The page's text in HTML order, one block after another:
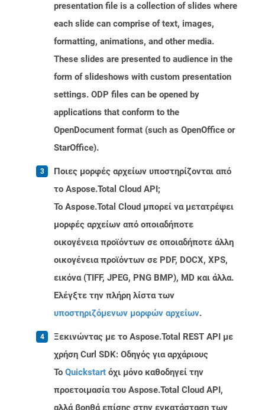
presentation file is a collection of slides where
each slide can comprise of text, images,
formatting, animations, and other media.
These slides are presented to audience in the
form of slideshows with custom presentation
settings. ODP files can be opened by
applications that conform to the
OpenDocument format (such as OpenOffice or
StarOffice).
Ποιες μορφές αρχείων υποστηρίζονται από
το Aspose.Total Cloud API;
Το Aspose.Total Cloud μπορεί να μετατρέψει
μορφές αρχείων από οποιαδήποτε
οικογένεια προϊόντων σε οποιαδήποτε άλλη
οικογένεια προϊόντων σε PDF, DOCX, XPS,
εικόνα (TIFF, JPEG, PNG BMP), MD και άλλα.
Ελέγξτε την πλήρη λίστα των
υποστηριζόμενων μορφών αρχείων.
Ξεκινώντας με το Aspose.Total REST API με
χρήση Curl SDK: Οδηγός για αρχάριους
Το Quickstart όχι μόνο καθοδηγεί την
προετοιμασία του Aspose.Total Cloud API,
αλλά βοηθά επίσης στην εγκατάσταση των